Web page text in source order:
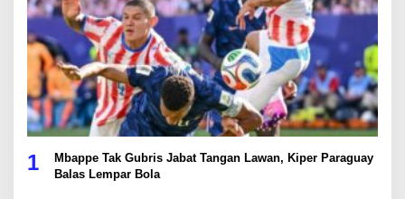
1
Mbappe Tak Gubris Jabat Tangan Lawan, Kiper Paraguay
Balas Lempar Bola